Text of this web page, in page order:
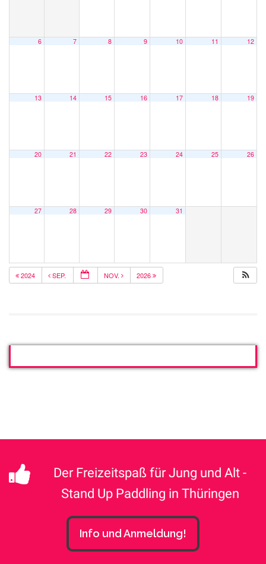
6 7 8 9 10 11 12
13 14 15 16 17 18 19
20 21 22 23 24 25 26
27 28 29 30 31
2024 SEP. NOV. 2026
Der Freizeitspaß für Jung und Alt -
Stand Up Paddling in Thüringen
Info und Anmeldung!